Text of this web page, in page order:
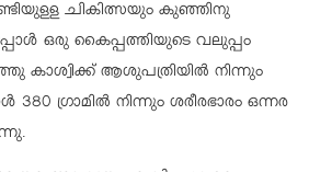
ചികിത്സയും കുഞ്ഞിനു
ഒരു കൈപ്പത്തിയുടെ വലുപ്പം
കാശ്വിക്ക് ആശുപത്രിയില്‍ നിന്നും
ഗ്രാമില്‍ നിന്നും ശരീരഭാരം ഒന്നര